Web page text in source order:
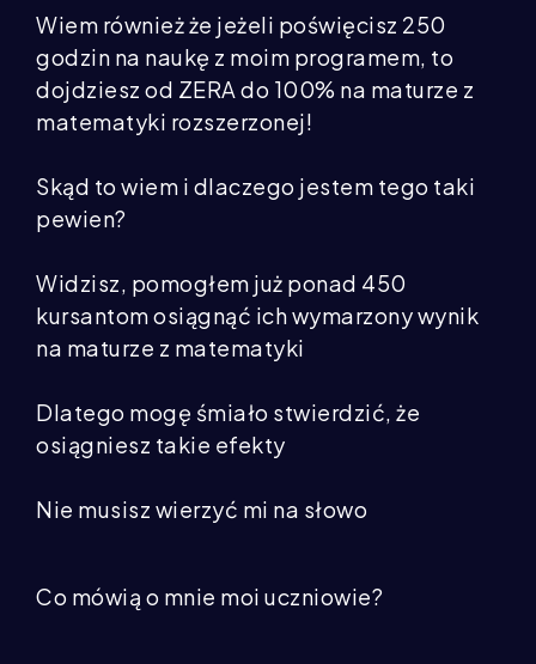
Wiem również że jeżeli poświęcisz 250
godzin na naukę z moim programem, to
dojdziesz od ZERA do 100% na maturze z
matematyki rozszerzonej!
Skąd to wiem i dlaczego jestem tego taki
pewien?
Widzisz, pomogłem już ponad 450
kursantom osiągnąć ich wymarzony wynik
na maturze z matematyki
Dlatego mogę śmiało stwierdzić, że
osiągniesz takie efekty
Nie musisz wierzyć mi na słowo
Co mówią o mnie moi uczniowie?